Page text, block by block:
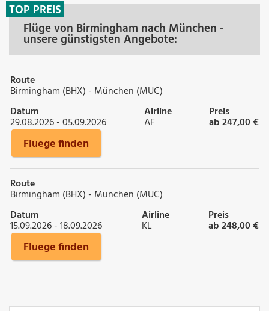
Flüge von Birmingham nach München -
unsere günstigsten Angebote:
TOP PREIS
Route
Birmingham (BHX) - München (MUC)
Datum
29.08.2026 - 05.09.2026
Airline
AF
Preis
ab 247,00 €
Fluege finden
Route
Birmingham (BHX) - München (MUC)
Datum
15.09.2026 - 18.09.2026
Airline
KL
Preis
ab 248,00 €
Fluege finden